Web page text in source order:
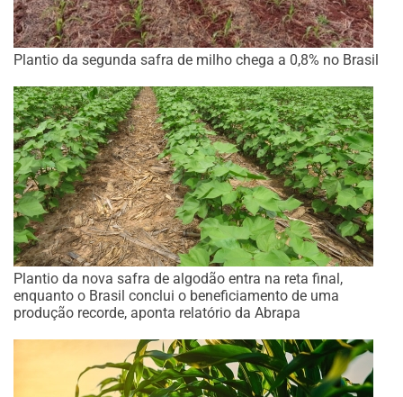
Plantio da segunda safra de milho chega a 0,8% no Brasil
Plantio da nova safra de algodão entra na reta final,
enquanto o Brasil conclui o beneficiamento de uma
produção recorde, aponta relatório da Abrapa